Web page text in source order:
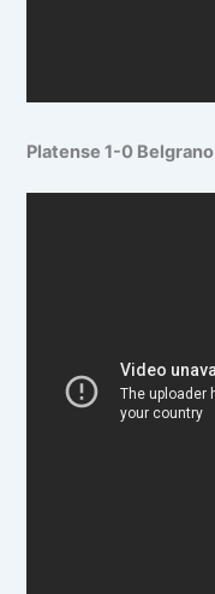
Platense 1-0 Belgrano